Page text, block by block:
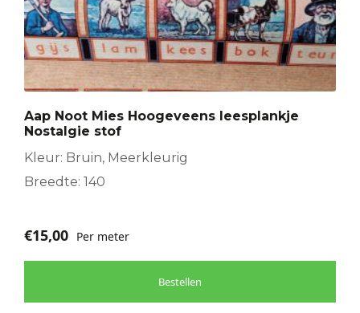
Aap Noot Mies Hoogeveens leesplankje
Nostalgie stof
Kleur: Bruin, Meerkleurig
Breedte: 140
€15,00 Per meter
Bestellen